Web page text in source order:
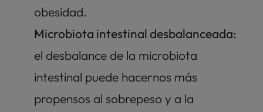
obesidad.
el desbalance de la microbiota
intestinal puede hacernos más
propensos al sobrepeso y a la